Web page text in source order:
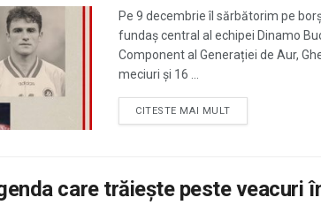
Pe 9 decembrie îl sărbătorim pe
fundaș central al echipei Dinamo
Component al Generației de Aur,
meciuri și 16 ...
CITESTE MAI MULT
care trăiește peste veacuri